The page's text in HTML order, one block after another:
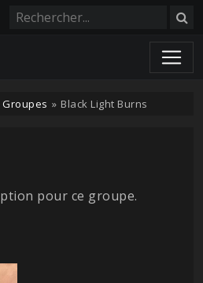
Groupes » Black Light Burns
pour ce groupe.